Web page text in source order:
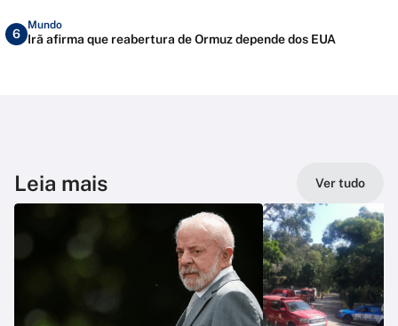
6
Mundo
Irã afirma que reabertura de Ormuz depende dos EUA
Leia mais Ver tudo